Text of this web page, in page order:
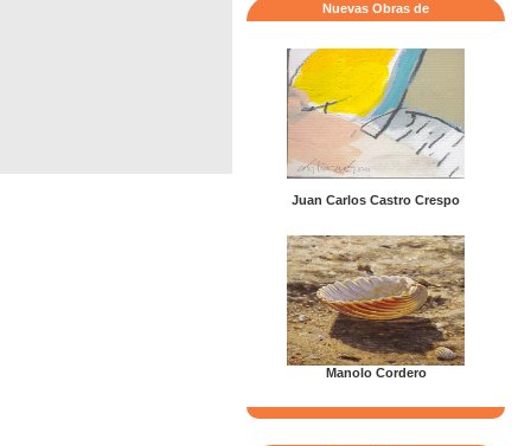
Nuevas Obras de
Juan Carlos Castro Crespo
Manolo Cordero